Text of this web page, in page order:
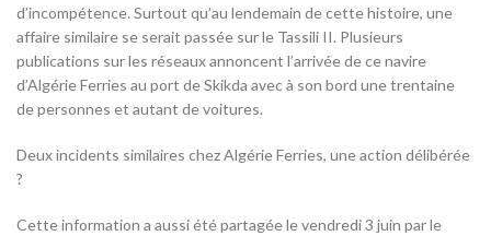
d’incompétence. Surtout qu’au lendemain de cette histoire, une
affaire similaire se serait passée sur le Tassili II. Plusieurs
publications sur les réseaux annoncent l’arrivée de ce navire
d’Algérie Ferries au port de Skikda avec à son bord une trentaine
de personnes et autant de voitures.
Deux incidents similaires chez Algérie Ferries, une action délibérée
?
Cette information a aussi été partagée le vendredi 3 juin par le